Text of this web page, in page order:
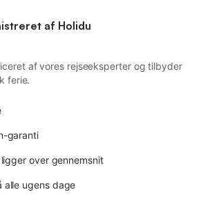
af Holidu
af vores rejseeksperter og tilbyder
ferie.
garanti
over gennemsnit
alle ugens dage